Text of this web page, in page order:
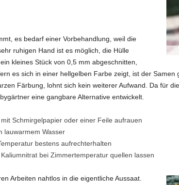
es bedarf einer Vorbehandlung, weil die
ruhigen Hand ist es möglich, die Hülle
kleines Stück von 0,5 mm abgeschnitten,
es sich in einer hellgelben Farbe zeigt, ist der Samen
Färbung, lohnt sich kein weiterer Aufwand. Da für
eine gangbare Alternative entwickelt.
Schmirgelpapier oder einer Feile aufrauen
lauwarmem Wasser
bestens aufrechterhalten
bei Zimmertemperatur quellen lassen
Arbeiten nahtlos in die eigentliche Aussaat.